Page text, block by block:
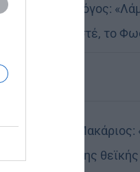
Σερρών Θεολόγος:
Δέσποτα Χριστέ, το
Η ειρωνεία
Αυστραλίας Μακάριος:
λαμπρότητα της